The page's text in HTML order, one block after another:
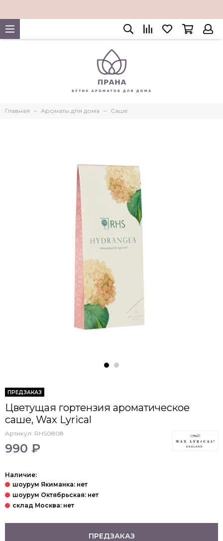
Главная Ароматы для дома Саше
ПРЕДЗАКАЗ
Цветущая гортензия ароматическое
саше, Wax Lyrical
Артикул: RHS0808
990 ₽
Наличие:
ПРЕДЗАКАЗ